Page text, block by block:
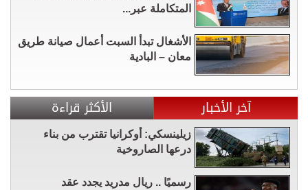
المتكاملة عبر...
الأشغال تبدأ السبت أعمال صيانة طريق
معان – البادية
آخر الأخبار الأكثر قراءة
زيلينسكي: أوكرانيا تقترب من بناء
درعها الصاروخية
رسميًا .. ريال مدريد يجدد عقد